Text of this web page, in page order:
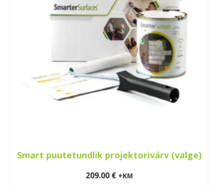
Smart puutetundlik projektorivärv (valge)
209.00 € +KM